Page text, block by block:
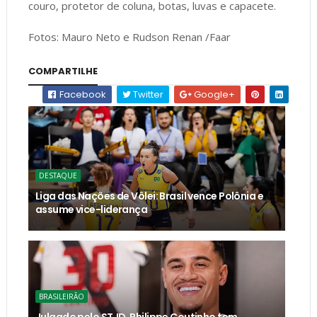
couro, protetor de coluna, botas, luvas e capacete.
Fotos: Mauro Neto e Rudson Renan /Faar
COMPARTILHE
Facebook
Twitter Google+
DESTAQUE
Liga das Nações de Vôlei: Brasil vence Polônia e
assume vice-liderança
BRASILEIRÃO